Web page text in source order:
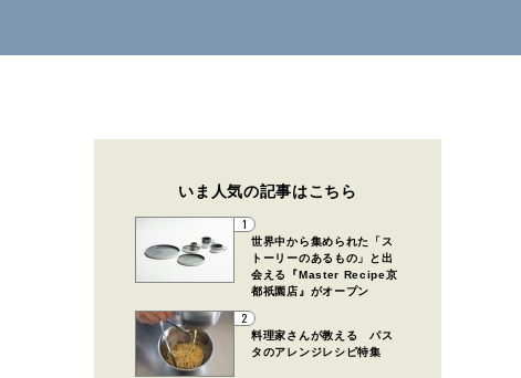
いま人気の記事はこちら
1
世界中から集められた「ス
トーリーのあるもの」と出
会える『Master Recipe京
都祇園店』がオープン
2
料理家さんが教える パス
タのアレンジレシピ特集